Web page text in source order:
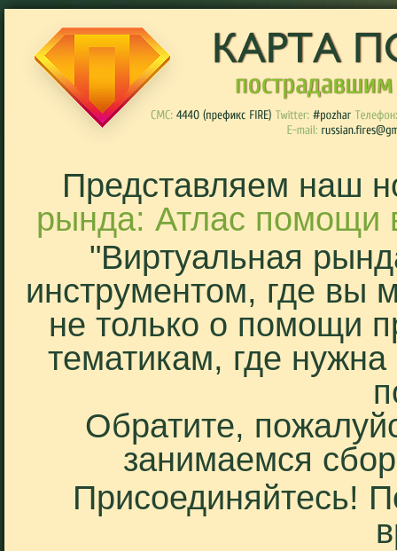
Представляем наш
рында: Атлас помощи
"Виртуальная
инструментом, где вы
не только о помощи
тематикам, где
Обратите,
занимаемся
Присоединяйтесь!